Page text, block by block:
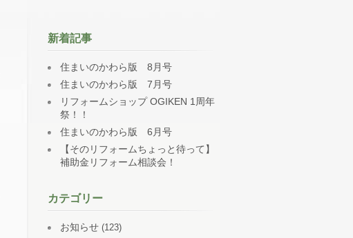
新着記事
住まいのかわら版 8月号
住まいのかわら版 7月号
リフォームショップ OGIKEN 1周年
祭！！
住まいのかわら版 6月号
【そのリフォームちょっと待って】
補助金リフォーム相談会！
カテゴリー
お知らせ (123)